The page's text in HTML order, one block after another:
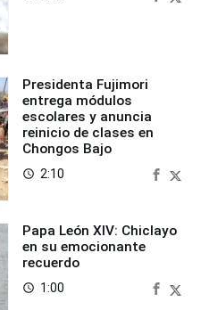
Presidenta Fujimori
entrega módulos
escolares y anuncia
reinicio de clases en
Chongos Bajo
access_time 2:10
Papa León XIV: Chiclayo
en su emocionante
recuerdo
access_time 1:00